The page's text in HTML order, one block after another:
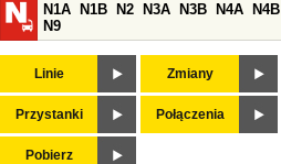
N1A
N1B N2 N3A N3B N4A N4B
N9
Linie Zmiany
Przystanki Połączenia
Pobierz